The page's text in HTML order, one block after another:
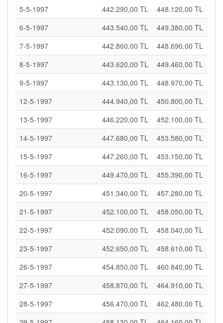
5-5-1997
442.290,00 TL
448.120,00 TL
6-5-1997
443.540,00 TL
449.380,00 TL
7-5-1997
442.860,00 TL
448.690,00 TL
8-5-1997
443.620,00 TL
449.460,00 TL
9-5-1997
443.130,00 TL
448.970,00 TL
12-5-1997
444.940,00 TL
450.800,00 TL
13-5-1997
446.220,00 TL
452.100,00 TL
14-5-1997
447.680,00 TL
453.580,00 TL
15-5-1997
447.260,00 TL
453.150,00 TL
16-5-1997
449.470,00 TL
455.390,00 TL
20-5-1997
451.340,00 TL
457.280,00 TL
21-5-1997
452.100,00 TL
458.050,00 TL
22-5-1997
452.090,00 TL
458.040,00 TL
23-5-1997
452.650,00 TL
458.610,00 TL
26-5-1997
454.850,00 TL
460.840,00 TL
27-5-1997
458.870,00 TL
464.910,00 TL
28-5-1997
456.470,00 TL
462.480,00 TL